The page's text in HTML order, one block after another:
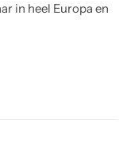
in heel Europa en